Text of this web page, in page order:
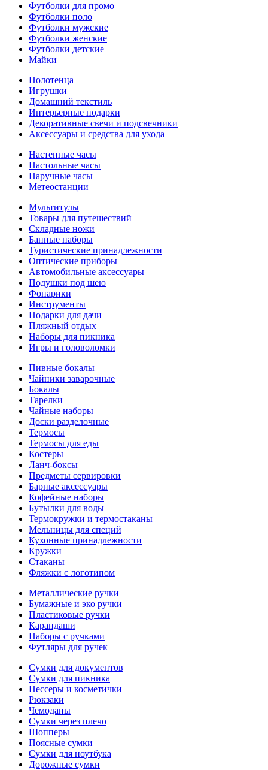
Футболки для промо
Футболки поло
Футболки мужские
Футболки женские
Футболки детские
Майки
Полотенца
Игрушки
Домашний текстиль
Интерьерные подарки
Декоративные свечи и подсвечники
Аксессуары и средства для ухода
Настенные часы
Настольные часы
Наручные часы
Метеостанции
Мультитулы
Товары для путешествий
Складные ножи
Банные наборы
Туристические принадлежности
Оптические приборы
Автомобильные аксессуары
Подушки под шею
Фонарики
Инструменты
Подарки для дачи
Пляжный отдых
Наборы для пикника
Игры и головоломки
Пивные бокалы
Чайники заварочные
Бокалы
Тарелки
Чайные наборы
Доски разделочные
Термосы
Термосы для еды
Костеры
Ланч-боксы
Предметы сервировки
Барные аксессуары
Кофейные наборы
Бутылки для воды
Термокружки и термостаканы
Мельницы для специй
Кухонные принадлежности
Кружки
Стаканы
Фляжки с логотипом
Металлические ручки
Бумажные и эко ручки
Пластиковые ручки
Карандаши
Наборы с ручками
Футляры для ручек
Сумки для документов
Сумки для пикника
Нессеры и косметички
Рюкзаки
Чемоданы
Сумки через плечо
Шопперы
Поясные сумки
Сумки для ноутбука
Дорожные сумки